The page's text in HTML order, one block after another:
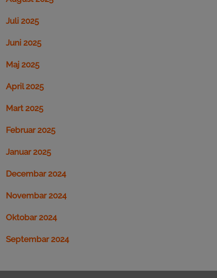
Juli 2025
Juni 2025
Maj 2025
April 2025
Mart 2025
Februar 2025
Januar 2025
Decembar 2024
Novembar 2024
Oktobar 2024
Septembar 2024